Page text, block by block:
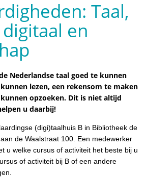
Taal,
en
Nederlandse taal goed te kunnen
lezen, een rekensom te maken
opzoeken. Dit is niet altijd
u daarbij!
(digi)taalhuis B in Bibliotheek de
de Waalstraat 100. Een medewerker
u welke cursus of activiteit het beste bij u
of activiteit bij B of een andere